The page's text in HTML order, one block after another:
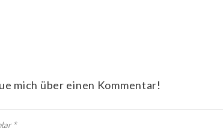
mich über einen Kommentar!